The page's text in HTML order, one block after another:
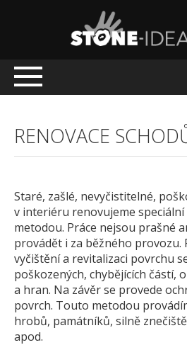
TOP NABÍDKA
PRODUKTY
Dlažební kostky
Historické dlažební kostky
Lávové kameny
Kamenný koberec
Kamenné dlažby a obklady
Oblázky, valouny a granulát
Pískovec
RENOVACE
Staré, zašlé, nevyčistitelné,
v interiéru renovujeme
metodou. Práce nejsou prašné
provádět i za běžného provozu.
vyčištění a revitalizaci povrchu
poškozených, chybějících částí,
a hran. Na závěr se provede
povrch. Touto metodou
hrobů, památníků, silně
apod.